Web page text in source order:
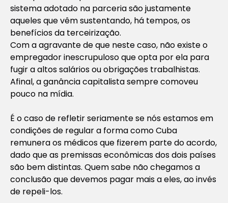
sistema adotado na parceria são justamente
aqueles que vêm sustentando, há tempos, os
benefícios da terceirização.
Com a agravante de que neste caso, não existe o
empregador inescrupuloso que opta por ela para
fugir a altos salários ou obrigações trabalhistas.
Afinal, a ganância capitalista sempre comoveu
pouco na mídia.
É o caso de refletir seriamente se nós estamos em
condições de regular a forma como Cuba
remunera os médicos que fizerem parte do acordo,
dado que as premissas econômicas dos dois países
são bem distintas. Quem sabe não chegamos a
conclusão que devemos pagar mais a eles, ao invés
de repeli-los.